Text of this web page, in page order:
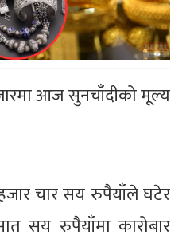
आज सुनचाँदीको मूल्य
चार सय रुपैयाँले घटेर
सय रुपैयाँमा कारोबार